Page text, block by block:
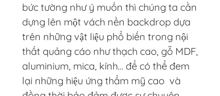
bức tường như ý muốn thì chúng ta cần
dựng lên một vách nền backdrop dựa
trên những vật liệu phổ biến trong nội
thất quảng cáo như thạch cao, gỗ MDF,
aluminium, mica, kính… để có thể đem
lại những hiệu ứng thẩm mỹ cao và